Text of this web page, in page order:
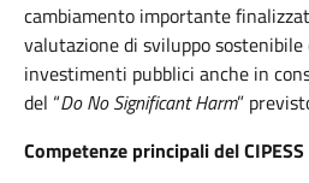
cambiamento importante
valutazione di sviluppo sostenibile
investimenti pubblici anche in
del “Do No Significant Harm”
Competenze principali del CIPESS